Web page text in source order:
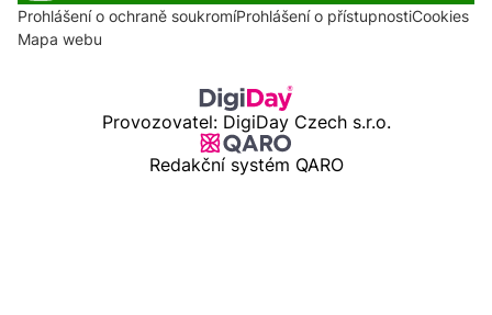
Prohlášení o ochraně soukromíProhlášení o přístupnostiCookies
Mapa webu
Provozovatel: DigiDay Czech s.r.o.
Redakční systém QARO